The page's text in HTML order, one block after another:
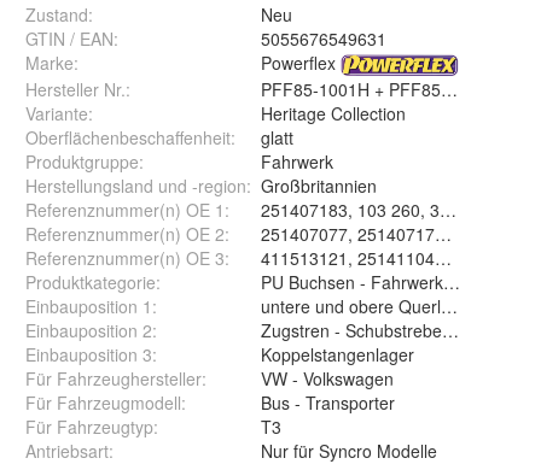
Zustand:
Neu
GTIN / EAN:
5055676549631
Marke:
Powerflex
Hersteller Nr.:
PFF85-1001H + PFF85-1002H +
Variante:
Heritage Collection
Oberflächenbeschaffenheit:
glatt
Produktgruppe:
Fahrwerk
Herstellungsland und -region: Großbritannien
Referenznummer(n) OE 1 :
251407183, 103 260, 33896,
Referenznummer(n) OE 2:
251407077, 251407179, 251407175
Referenznummer(n) OE 3:
411513121, 251411041,
Produktkategorie:
PU Buchsen - Fahrwerksbuchsen -
Einbauposition 1 :
untere und obere Querlenkerlager -
Einbauposition 2:
Zugstren - Schubstrebenlager /
Einbauposition 3:
Koppelstangenlager
Für Fahrzeughersteller:
VW - Volkswagen
Für Fahrzeugmodell:
Bus - Transporter
Für Fahrzeugtyp:
T3
Antriebsart: Nur für Syncro Modelle